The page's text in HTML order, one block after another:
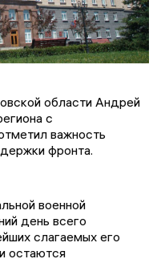
области Андрей
с
важность
фронта.
военной
день всего
слагаемых его
остаются